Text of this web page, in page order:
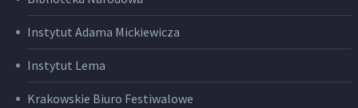
Instytut Adama Mickiewicza
Instytut Lema
Krakowskie Biuro Festiwalowe